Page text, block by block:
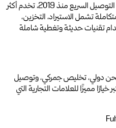
شركة ناشئة في بغداد، متخصصة في التوصيل السريع منذ 2019، تخدم أكثر
متكاملة تشمل الاستيراد، التخزين،
تقنيات حديثة وتغطية شاملة
دولي، تخليص جمركي، وتوصيل
مميزًا للعلامات التجارية التي